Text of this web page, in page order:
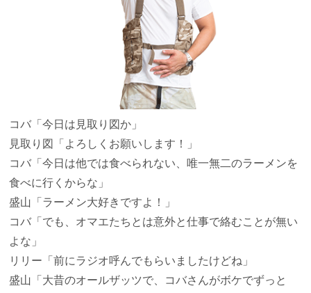
コバ 「今日は見取り図か」
見取り図
「よろしくお願いします！」
コバ 「今日は他では食べられない、唯一無二のラーメンを
食べに行くからな」
盛山 「ラーメン大好きですよ！」
コバ 「でも、オマエたちとは意外と仕事で絡むことが無い
よな」
リリー 「前にラジオ呼んでもらいましたけどね」
盛山 「大昔のオールザッツで、コバさんがボケでずっと